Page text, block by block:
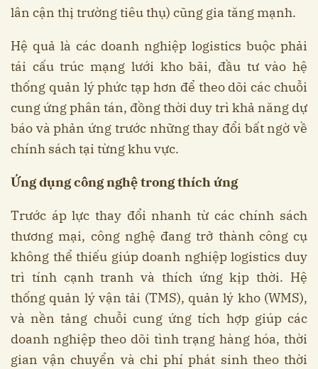
lân cận thị trường tiêu thụ) cũng gia tăng mạnh.
Hệ quả là các doanh nghiệp logistics buộc phải
tái cấu trúc mạng lưới kho bãi, đầu tư vào hệ
thống quản lý phức tạp hơn để theo dõi các chuỗi
cung ứng phân tán, đồng thời duy trì khả năng dự
báo và phản ứng trước những thay đổi bất ngờ về
chính sách tại từng khu vực.
Ứng dụng công nghệ trong thích ứng
Trước áp lực thay đổi nhanh từ các chính sách
thương mại, công nghệ đang trở thành công cụ
không thể thiếu giúp doanh nghiệp logistics duy
trì tính cạnh tranh và thích ứng kịp thời. Hệ
thống quản lý vận tải (TMS), quản lý kho (WMS),
và nền tảng chuỗi cung ứng tích hợp giúp các
doanh nghiệp theo dõi tình trạng hàng hóa, thời
gian vận chuyển và chi phí phát sinh theo thời